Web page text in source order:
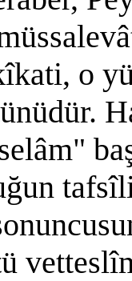
o
tafsîli,